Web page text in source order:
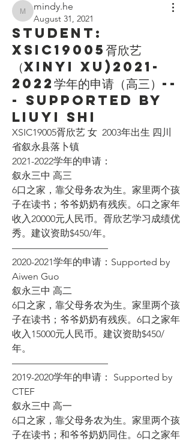
mindy.he
mindy.he
August 31, 2021
Student:
XSIC19005胥欣艺
（Xinyi Xu)2021-
2022学年的申请（高三）--
- Supported by
Liuyi Shi
XSIC19005胥欣艺 女  2003年出生 四川
省叙永县落卜镇
2021-2022学年的申请：
叙永三中 高三
6口之家，靠父母务农为生。家里两个孩
子在读书；爷爷奶奶有残疾。6口之家年
收入20000元人民币。胥欣艺学习成绩优
秀。建议资助$450/年。
——————————
2020-2021学年的申请：Supported by
Aiwen Guo
叙永三中 高二
6口之家，靠父母务农为生。家里两个孩
子在读书；爷爷奶奶有残疾。6口之家年
收入15000元人民币。建议资助$450/
年。
——————————
2019-2020学年的申请： Supported by
CTEF
叙永三中 高一
6口之家，靠父母务农为生。家里两个孩
子在读书；和爷爷奶奶同住。6口之家年